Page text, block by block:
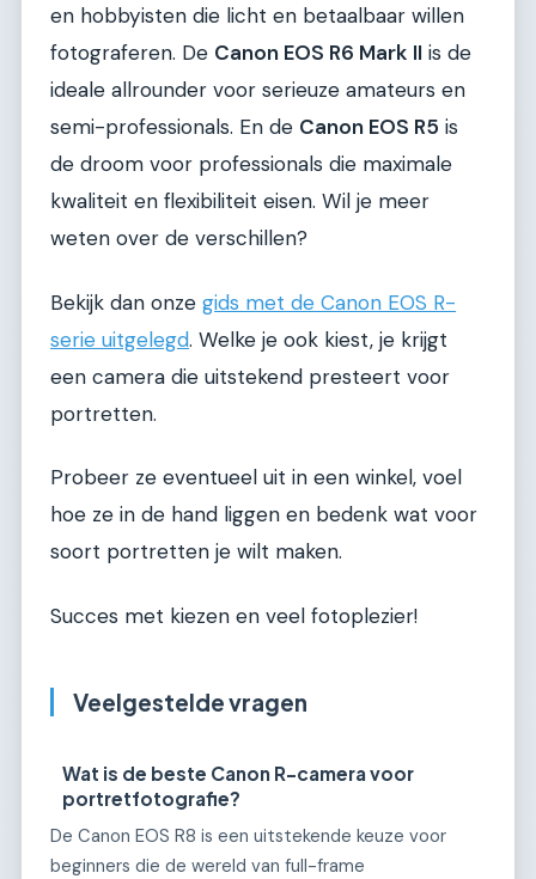
en hobbyisten die licht en betaalbaar willen
fotograferen. De Canon EOS R6 Mark II is de
ideale allrounder voor serieuze amateurs en
semi-professionals. En de Canon EOS R5 is
de droom voor professionals die maximale
kwaliteit en flexibiliteit eisen. Wil je meer
weten over de verschillen?
Bekijk dan onze gids met de Canon EOS R-
serie uitgelegd. Welke je ook kiest, je krijgt
een camera die uitstekend presteert voor
portretten.
Probeer ze eventueel uit in een winkel, voel
hoe ze in de hand liggen en bedenk wat voor
soort portretten je wilt maken.
Succes met kiezen en veel fotoplezier!
Veelgestelde vragen
Wat is de beste Canon R-camera voor
portretfotografie?
De Canon EOS R8 is een uitstekende keuze voor
beginners die de wereld van full-frame